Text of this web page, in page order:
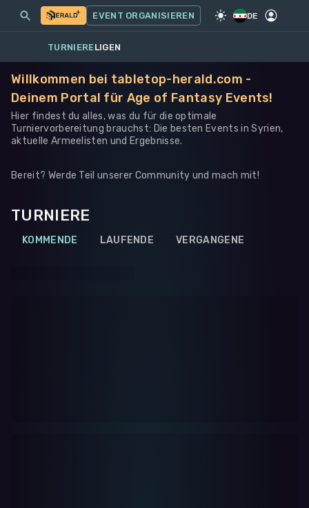
SPIEL·WARHAMMER 40K
MEINE EVENTS MEHR
EVENT ORGANISIEREN DE
TURNIERELIGEN
Willkommen bei tabletop-herald.com -
Deinem Portal für Age of Fantasy Events!
Hier findest du alles, was du für die optimale
Turniervorbereitung brauchst: Die besten Events in Syrien,
aktuelle Armeelisten und Ergebnisse.
Bereit? Werde Teil unserer Community und mach mit!
TURNIERE
KOMMENDE LAUFENDE VERGANGENE